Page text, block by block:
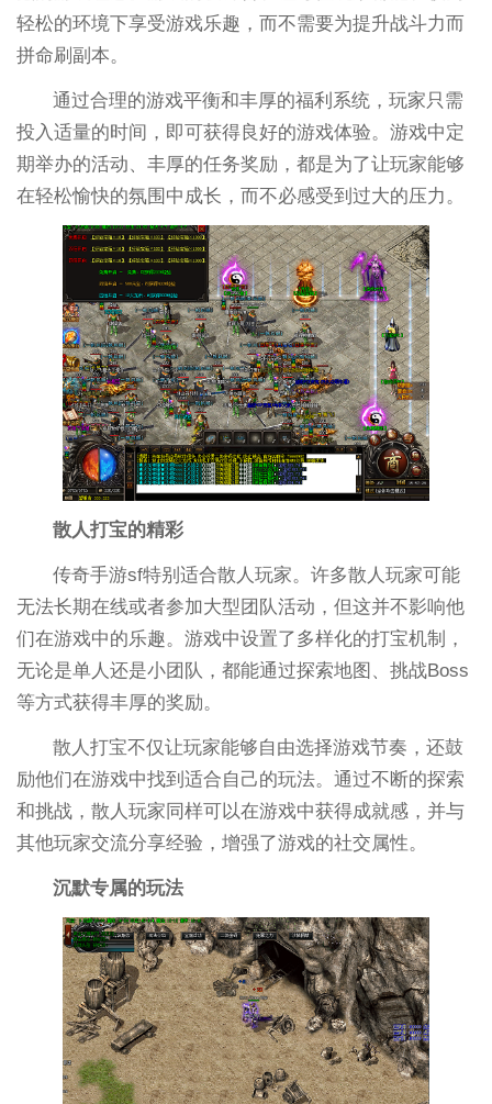
轻松的环境下享受游戏乐趣，而不需要为提升战斗力而
拼命刷副本。
通过合理的游戏平衡和丰厚的福利系统，玩家只需
投入适量的时间，即可获得良好的游戏体验。游戏中定
期举办的活动、丰厚的任务奖励，都是为了让玩家能够
在轻松愉快的氛围中成长，而不必感受到过大的压力。
散人打宝的精彩
传奇手游sf特别适合散人玩家。许多散人玩家可能
无法长期在线或者参加大型团队活动，但这并不影响他
们在游戏中的乐趣。游戏中设置了多样化的打宝机制，
无论是单人还是小团队，都能通过探索地图、挑战Boss
等方式获得丰厚的奖励。
散人打宝不仅让玩家能够自由选择游戏节奏，还鼓
励他们在游戏中找到适合自己的玩法。通过不断的探索
和挑战，散人玩家同样可以在游戏中获得成就感，并与
其他玩家交流分享经验，增强了游戏的社交属性。
沉默专属的玩法